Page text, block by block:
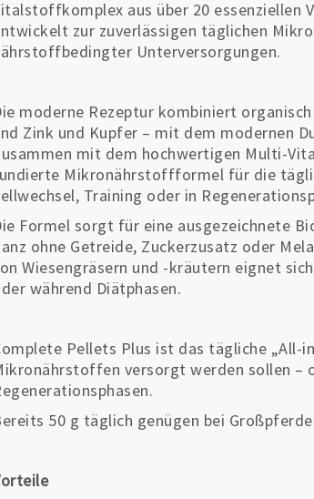
aus über 20 essenziellen
zur zuverlässigen täglichen
Unterversorgungen.
moderne Rezeptur kombiniert
Zink und Kupfer – mit dem modernen
mit dem hochwertigen Multi-
Mikronährstoffformel für die
Training oder in
Formel sorgt für eine ausgezeichnete
ohne Getreide, Zuckerzusatz oder
Wiesengräsern und -kräutern eignet
während Diätphasen.
Pellets Plus ist das tägliche „All-
versorgt werden sollen –
50 g täglich genügen bei